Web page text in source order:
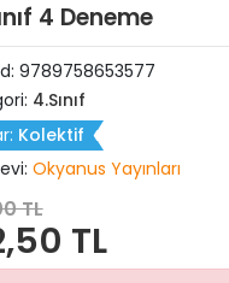
4 Deneme
9789758653577
4.Sınıf
Kolektif
Okyanus Yayınları
TL
TL